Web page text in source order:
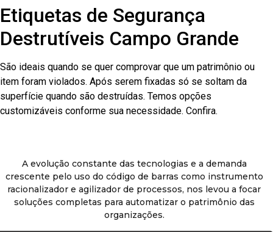
Etiquetas de Segurança
Destrutíveis Campo Grande
São ideais quando se quer comprovar que um patrimônio ou
item foram violados. Após serem fixadas só se soltam da
superfície quando são destruídas. Temos opções
customizáveis conforme sua necessidade. Confira.
A evolução constante das tecnologias e a demanda
crescente pelo uso do código de barras como instrumento
racionalizador e agilizador de processos, nos levou a focar
soluções completas para automatizar o patrimônio das
organizações.